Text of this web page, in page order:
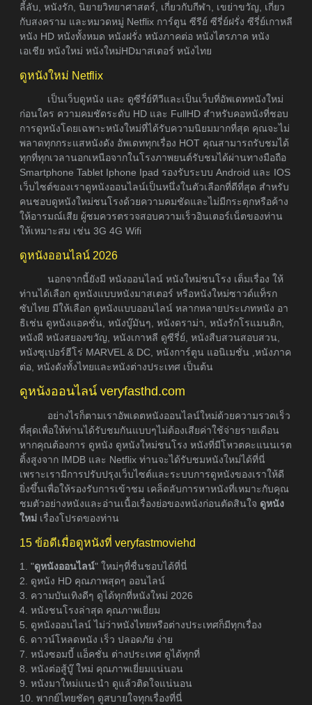
ลี้ลับ, หนังรัก, นิยายวิทยาศาสตร์, เกี่ยวกับกีฬา, เขย่าขวัญ, เกี่ยว
กับสงคราม และหมวดหมู่ Netflix การ์ตูน ซีรีย์ ซีรี่ย์ฝรั่ง ซีรี่ย์เกาหลี
หนัง HD หนังทั้งหมด หนังฝรั่ง หนังภาคต่อ หนังไตรภาค หนัง
เอเชีย หนังใหม่ หนังใหม่HDมาสเตอร์ หนังไทย
ดูหนังใหม่ Netflix
เป็นเว็บดูหนัง และ ดูซีรี่ย์ทีวีและเป็นเว็บที่อัพเดทหนังใหม่
ก่อนใคร ความคมชัดระดับ HD และ FullHD สำหรับคอหนังที่ชอบ
การดูหนังโดยเฉพาะหนังใหม่ที่ได้รับความนิยมมากที่สุด คุณจะไม่
พลาดทุกกระแสหนังดัง อัพเดททุกเรื่อง HOT คุณสามารถรับชมได้
ทุกที่ทุกเวลานอกเหนือจากในโรงภาพยนต์รับชมได้ผ่านทางมือถือ
Smartphone Tablet Iphone Ipad รองรับระบบ Android และ IOS
เว็บไซต์ของเราดูหนังออนไลน์เป็นหนึ่งในตัวเลือกที่ดีที่สุด สำหรับ
คนชอบดูหนังใหม่ชนโรงด้วยความคมชัดและไม่มีกระตุกหรือค้าง
ให้อารมณ์เสีย ผู้ชมควรตรวจสอบความเร็วอินเตอร์เน็ตของท่าน
ให้เหมาะสม เช่น 3G 4G Wifi
ดูหนังออนไลน์ 2026
นอกจากนี้ยังมี หนังออนไลน์ หนังใหม่ชนโรง เต็มเรื่อง ให้
ท่านได้เลือก ดูหนังแบบหนังมาสเตอร์ หรือหนังใหม่ซาวด์แท็รก
ซับไทย มีให้เลือก ดูหนังแบบออนไลน์ หลากหลายประเภทหนัง อา
ธิเช่น ดูหนังแอคชั่น, หนังบู๊มันๆ, หนังดราม่า, หนังรักโรแมนติก,
หนังผี หนังสยองขวัญ, หนังเกาหลี ดูซีรี่ย์, หนังสืบสวนสอบสวน,
หนังซุเปอร์ฮีโร่ MARVEL & DC, หนังการ์ตูน แอนิเมชั่น ,หนังภาค
ต่อ, หนังดังทั้งไทยและหนังต่างประเทศ เป็นต้น
ดูหนังออนไลน์ veryfasthd.com
อย่างไรก็ตามเราอัพเดตหนังออนไลน์ใหม่ด้วยความรวดเร็ว
ที่สุดเพื่อให้ท่านได้รับชมกันแบบๆไม่ต้องเสียค่าใช้จ่ายรายเดือน
หากคุณต้องการ ดูหนัง ดูหนังใหม่ชนโรง หนังที่มีโหวตคะแนนเรต
ติ้งสูงจาก IMDB และ Netflix ท่านจะได้รับชมหนังใหม่ได้ที่นี่
เพราะเรามีการปรับปรุงเว็บไซต์และระบบการดูหนังของเราให้ดี
ยิ่งขึ้นเพื่อให้รองรับการเข้าชม เคล็ดลับการหาหนังที่เหมาะกับคุณ
ชมตัวอย่างหนังและอ่านเนื้อเรื่องย่อของหนังก่อนตัดสินใจ ดูหนัง
ใหม่ เรื่องโปรดของท่าน
15 ข้อดีเมื่อดูหนังที่ veryfastmoviehd
1. "ดูหนังออนไลน์" ใหม่ๆที่ชื่นชอบได้ที่นี่
2. ดูหนัง HD คุณภาพสุดๆ ออนไลน์
3. ความบันเทิงดีๆ ดูได้ทุกที่หนังใหม่ 2026
4. หนังชนโรงล่าสุด คุณภาพเยี่ยม
5. ดูหนังออนไลน์ ไม่ว่าหนังไทยหรือต่างประเทศก็มีทุกเรื่อง
6. ดาวน์โหลดหนัง เร็ว ปลอดภัย ง่าย
7. หนังซอมบี้ แอ็คชั่น ต่างประเทศ ดูได้ทุกที่
8. หนังต่อสู้บู๊ ใหม่ คุณภาพเยี่ยมแน่นอน
9. หนังมาใหม่แนะนำ ดูแล้วติดใจแน่นอน
10. พากย์ไทยชัดๆ ดูสบายใจทุกเรื่องที่นี่